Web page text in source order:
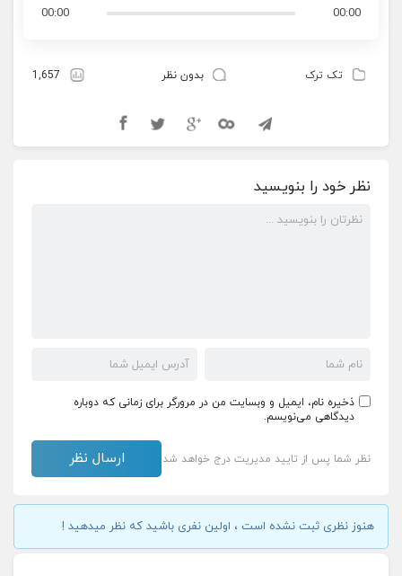
00:00
00:00
تک ترک بدون نظر 1,657
نظر خود را بنویسید
ذخیره نام، ایمیل و وبسایت من در مرورگر برای زمانی که دوباره
دیدگاهی می‌نویسم.
نظر شما پس از تایید مدیریت درج خواهد شد
هنوز نظری ثبت نشده است ، اولین نفری باشید که نظر میدهید !